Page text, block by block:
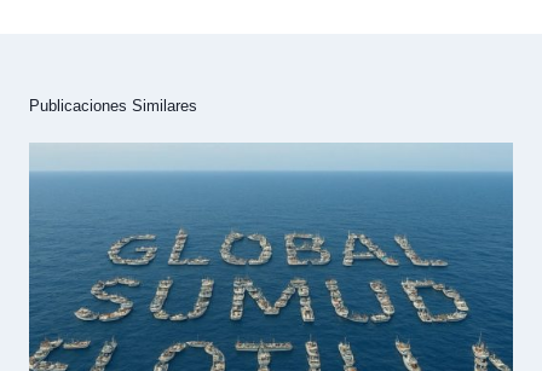
Publicaciones Similares